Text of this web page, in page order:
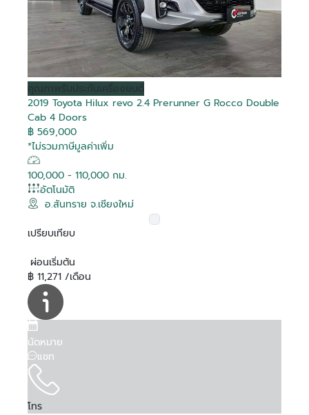
คุณภาพรับประกันเครื่องยนต์
2019 Toyota Hilux revo 2.4 Prerunner G Rocco Double
Cab 4 Doors
฿ 569,000
*ไม่รวมภาษีมูลค่าเพิ่ม
100,000 - 110,000 กม.
อัตโนมัติ
อ.สันทราย จ.เชียงใหม่
เปรียบเทียบ
ผ่อนเริ่มต้น
฿ 11,271 /เดือน
นัดหมาย
แชท
โทร